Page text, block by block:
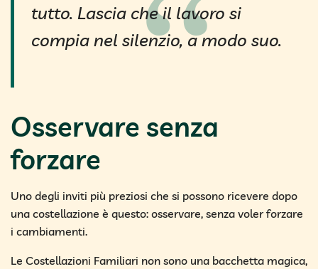
tutto. Lascia che il lavoro si
compia nel silenzio, a modo suo.
Osservare senza
forzare
Uno degli inviti più preziosi che si possono ricevere dopo
una costellazione è questo: osservare, senza voler forzare
i cambiamenti.
Le Costellazioni Familiari non sono una bacchetta magica,